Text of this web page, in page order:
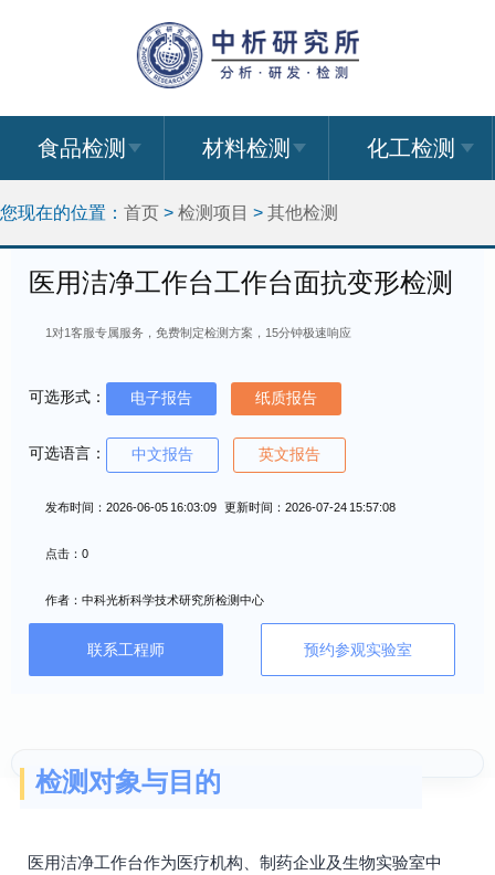
食品检测 材料检测 化工检测
您现在的位置： 首页 > 检测项目 > 其他检测
医用洁净工作台工作台面抗变形检测
1对1客服专属服务，免费制定检测方案，15分钟极速响应
可选形式： 电子报告 纸质报告
可选语言： 中文报告 英文报告
发布时间：2026-06-05 16:03:09 更新时间：2026-07-24 15:57:08
点击：0
作者：中科光析科学技术研究所检测中心
联系工程师 预约参观实验室
检测对象与目的
医用洁净工作台作为医疗机构、制药企业及生物实验室中